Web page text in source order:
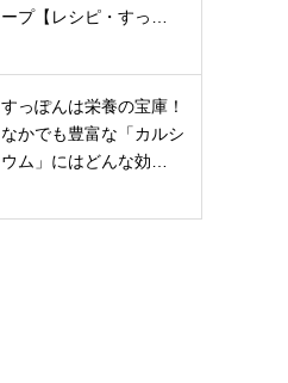
ープ【レシピ・すっ…
すっぽんは栄養の宝庫！
なかでも豊富な「カルシ
ウム」にはどんな効…